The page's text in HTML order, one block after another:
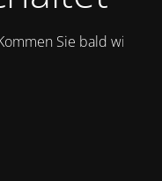
Sie bald wieder.